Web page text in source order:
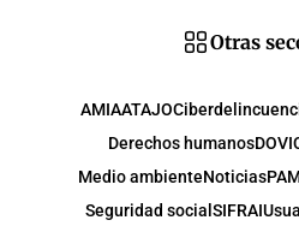
Otras
AMIAATAJO
Derechos humanos
Medio ambienteNoticias
Seguridad socialSIFRAI